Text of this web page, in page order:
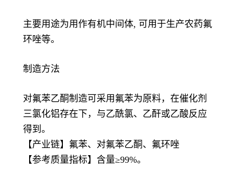
主要用途为用作有机中间体, 可用于生产农药氟
环唑等。
制造方法
对氟苯乙酮制造可采用氟苯为原料，在催化剂
三氯化铝存在下，与乙酰氯、乙酐或乙酸反应
得到。
【产业链】氟苯、对氟苯乙酮、氟环唑
【参考质量指标】含量≥99%。